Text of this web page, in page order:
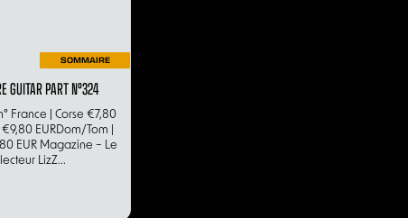
SOMMAIRE
GUITAR PART N°324
France | Corse €7,80
EURDom/Tom |
EUR Magazine – Le
LizZ...